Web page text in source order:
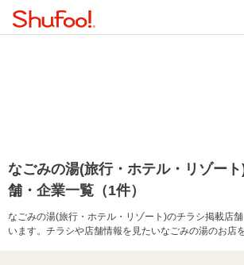
なごみの湯(旅行・ホテル・リゾー
舗・企業一覧（1件）
なごみの湯(旅行・ホテル・リゾート)のチラシ掲載店
います。チラシや店舗情報を見たいなごみの湯のお店